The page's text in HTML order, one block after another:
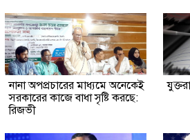
নানা অপপ্রচারের মাধ্যমে অনেকেই
সরকারের কাজে বাধা সৃষ্টি করছে:
রিজভী